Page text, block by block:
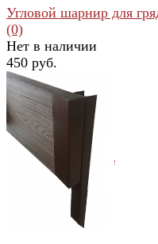
избранное сравнить
Угловой шарнир для
(0)
Нет в наличии
450 руб.